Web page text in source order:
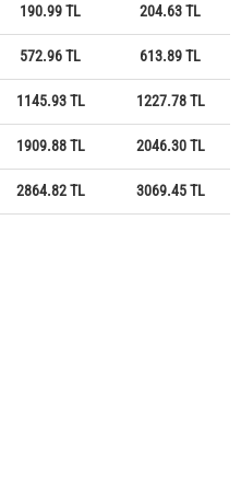
190.99 TL 204.63 TL
572.96 TL 613.89 TL
1145.93 TL 1227.78 TL
1909.88 TL 2046.30 TL
2864.82 TL 3069.45 TL